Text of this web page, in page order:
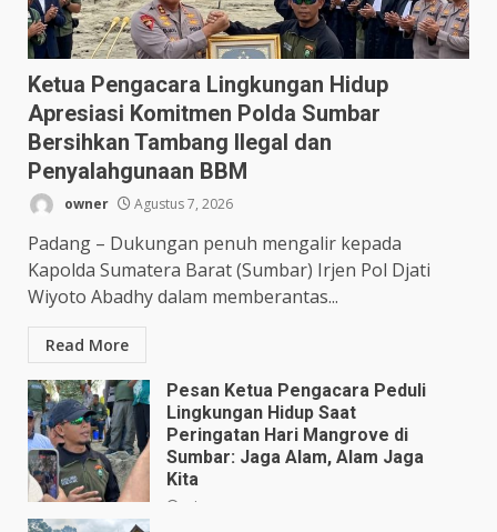
Ketua Pengacara Lingkungan Hidup
Apresiasi Komitmen Polda Sumbar
Bersihkan Tambang Ilegal dan
Penyalahgunaan BBM
owner Agustus 7, 2026
Padang – Dukungan penuh mengalir kepada
Kapolda Sumatera Barat (Sumbar) Irjen Pol Djati
Wiyoto Abadhy dalam memberantas...
Read More
Pesan Ketua Pengacara Peduli
Lingkungan Hidup Saat
Peringatan Hari Mangrove di
Sumbar: Jaga Alam, Alam Jaga
Kita
Juli 28, 2026